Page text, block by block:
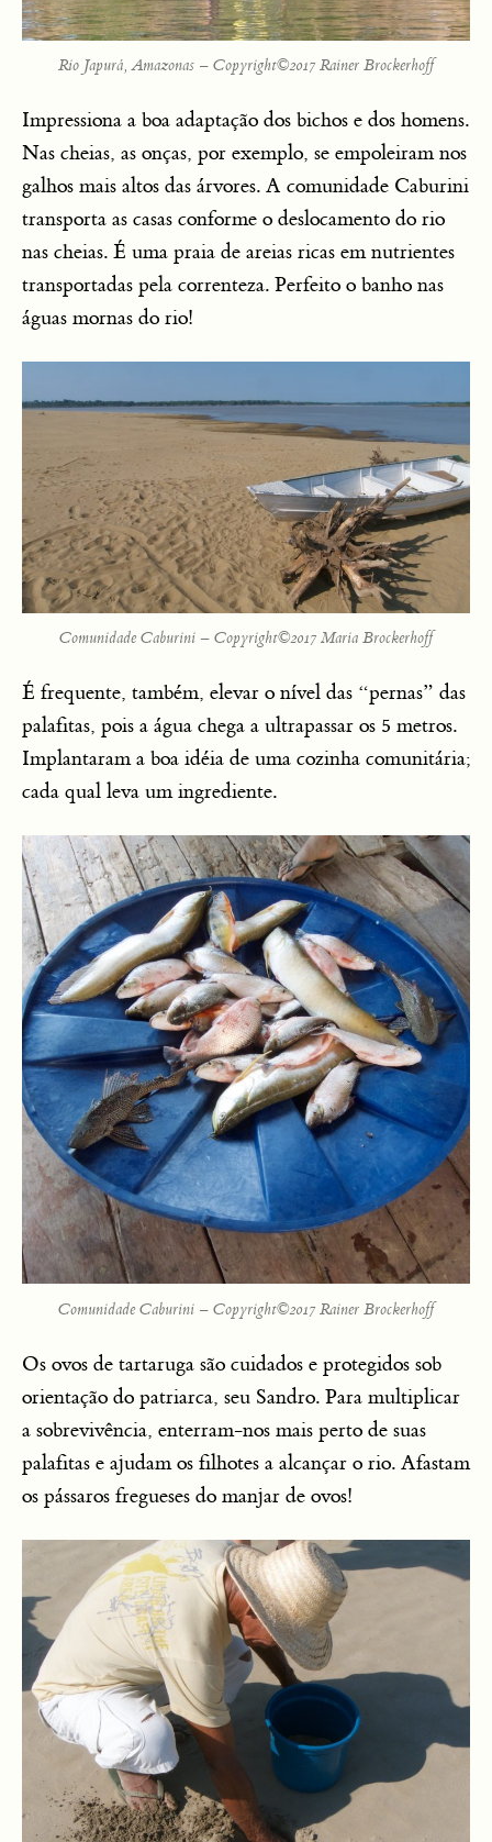
Rio Japurá, Amazonas – Copyright©2017 Rainer Brockerhoff
Impressiona a boa adaptação dos bichos e dos homens.
Nas cheias, as onças, por exemplo, se empoleiram nos
galhos mais altos das árvores. A comunidade Caburini
transporta as casas conforme o deslocamento do rio
nas cheias. É uma praia de areias ricas em nutrientes
transportadas pela correnteza. Perfeito o banho nas
águas mornas do rio!
Comunidade Caburini – Copyright©2017 Maria Brockerhoff
É frequente, também, elevar o nível das “pernas” das
palafitas, pois a água chega a ultrapassar os 5 metros.
Implantaram a boa idéia de uma cozinha comunitária;
cada qual leva um ingrediente.
Comunidade Caburini – Copyright©2017 Rainer Brockerhoff
Os ovos de tartaruga são cuidados e protegidos sob
orientação do patriarca, seu Sandro. Para multiplicar
a sobrevivência, enterram-nos mais perto de suas
palafitas e ajudam os filhotes a alcançar o rio. Afastam
os pássaros fregueses do manjar de ovos!